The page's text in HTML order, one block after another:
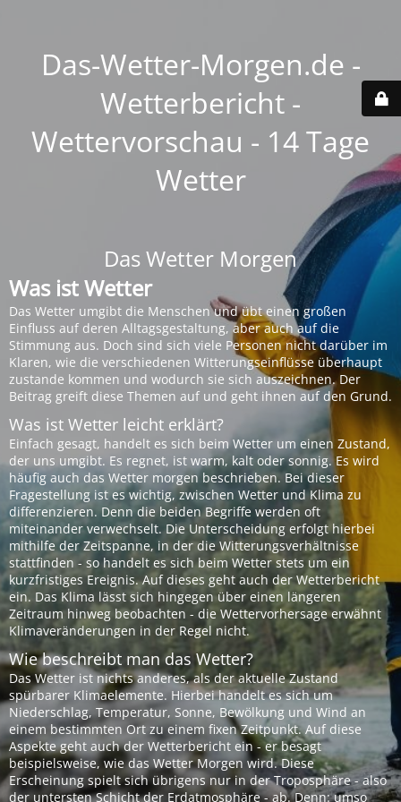
Das-Wetter-Morgen.de -
Wetterbericht -
Wettervorschau - 14 Tage
Wetter
Das Wetter Morgen
Was ist Wetter
Das Wetter umgibt die Menschen und übt einen großen
Einfluss auf deren Alltagsgestaltung, aber auch auf die
Stimmung aus. Doch sind sich viele Personen nicht darüber im
Klaren, wie die verschiedenen Witterungseinflüsse überhaupt
zustande kommen und wodurch sie sich auszeichnen. Der
Beitrag greift diese Themen auf und geht ihnen auf den Grund.
Was ist Wetter leicht erklärt?
Einfach gesagt, handelt es sich beim Wetter um einen Zustand,
der uns umgibt. Es regnet, ist warm, kalt oder sonnig. Es wird
häufig auch das Wetter morgen beschrieben. Bei dieser
Fragestellung ist es wichtig, zwischen Wetter und Klima zu
differenzieren. Denn die beiden Begriffe werden oft
miteinander verwechselt. Die Unterscheidung erfolgt hierbei
mithilfe der Zeitspanne, in der die Witterungsverhältnisse
stattfinden - so handelt es sich beim Wetter stets um ein
kurzfristiges Ereignis. Auf dieses geht auch der Wetterbericht
ein. Das Klima lässt sich hingegen über einen längeren
Zeitraum hinweg beobachten - die Wettervorhersage erwähnt
Klimaveränderungen in der Regel nicht.
Wie beschreibt man das Wetter?
Das Wetter ist nichts anderes, als der aktuelle Zustand
spürbarer Klimaelemente. Hierbei handelt es sich um
Niederschlag, Temperatur, Sonne, Bewölkung und Wind an
einem bestimmten Ort zu einem fixen Zeitpunkt. Auf diese
Aspekte geht auch der Wetterbericht ein - er besagt
beispielsweise, wie das Wetter Morgen wird. Diese
Erscheinung spielt sich übrigens nur in der Troposphäre - also
der untersten Schicht der Erdatmosphäre - ab. Denn: umso